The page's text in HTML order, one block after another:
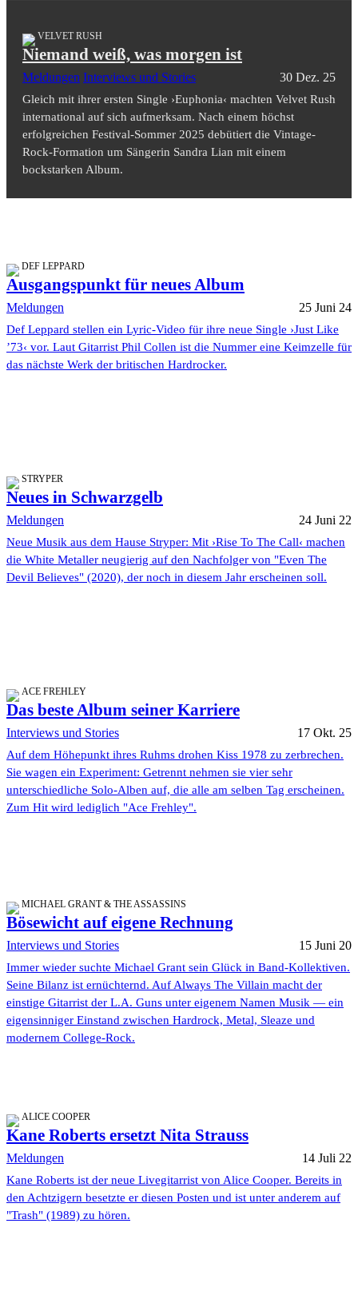
VELVET RUSH
Niemand weiß, was morgen ist
Meldungen Interviews und Stories 30 Dez. 25
Gleich mit ihrer ersten Single ›Euphonia‹ machten Velvet Rush
international auf sich aufmerksam. Nach einem höchst
erfolgreichen Festival-Sommer 2025 debütiert die Vintage-
Rock-Formation um Sängerin Sandra Lian mit einem
bockstarken Album.
DEF LEPPARD
Ausgangspunkt für neues Album
Meldungen 25 Juni 24
Def Leppard stellen ein Lyric-Video für ihre neue Single ›Just Like
’73‹ vor. Laut Gitarrist Phil Collen ist die Nummer eine Keimzelle für
das nächste Werk der britischen Hardrocker.
STRYPER
Neues in Schwarzgelb
Meldungen 24 Juni 22
Neue Musik aus dem Hause Stryper: Mit ›Rise To The Call‹ machen
die White Metaller neugierig auf den Nachfolger von "Even The
Devil Believes" (2020), der noch in diesem Jahr erscheinen soll.
ACE FREHLEY
Das beste Album seiner Karriere
Interviews und Stories 17 Okt. 25
Auf dem Höhepunkt ihres Ruhms drohen Kiss 1978 zu zerbrechen.
Sie wagen ein Experiment: Getrennt nehmen sie vier sehr
unterschiedliche Solo-Alben auf, die alle am selben Tag erscheinen.
Zum Hit wird lediglich "Ace Frehley".
MICHAEL GRANT & THE ASSASSINS
Bösewicht auf eigene Rechnung
Interviews und Stories 15 Juni 20
Immer wieder suchte Michael Grant sein Glück in Band-Kollektiven.
Seine Bilanz ist ernüchternd. Auf Always The Villain macht der
einstige Gitarrist der L.A. Guns unter eigenem Namen Musik — ein
eigensinniger Einstand zwischen Hardrock, Metal, Sleaze und
modernem College-Rock.
ALICE COOPER
Kane Roberts ersetzt Nita Strauss
Meldungen 14 Juli 22
Kane Roberts ist der neue Livegitarrist von Alice Cooper. Bereits in
den Achtzigern besetzte er diesen Posten und ist unter anderem auf
"Trash" (1989) zu hören.